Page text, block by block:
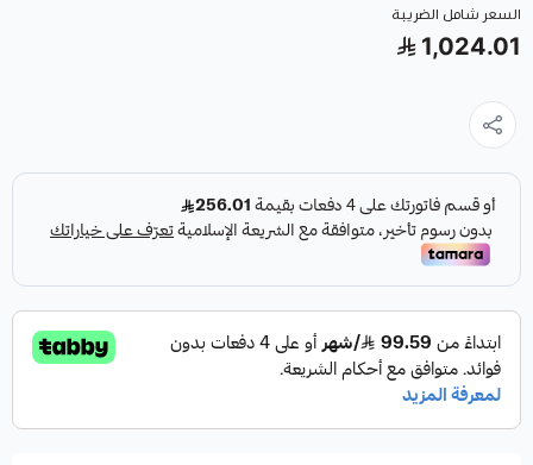
السعر شامل الضريبة
1,024.01